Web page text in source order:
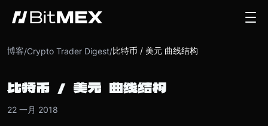
博客/Crypto Trader Digest/比特币 / 美元 曲线结构
比特币 / 美元 曲线结构
22 一月 2018